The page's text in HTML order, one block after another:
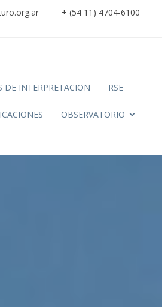
+ (54 11) 4704-6100
DE INTERPRETACION RSE
OBSERVATORIO